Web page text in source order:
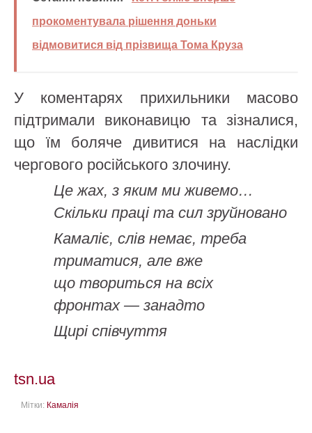
прокоментувала рішення доньки
відмовитися від прізвища Тома Круза
У коментарях прихильники масово
підтримали виконавицю та зізналися,
що їм боляче дивитися на наслідки
чергового російського злочину.
Це жах, з яким ми живемо…
Скільки праці та сил зруйновано
Камаліє, слів немає, треба
триматися, але вже
що твориться на всіх
фронтах — занадто
Щирі співчуття
tsn.ua
Мітки: Камалія